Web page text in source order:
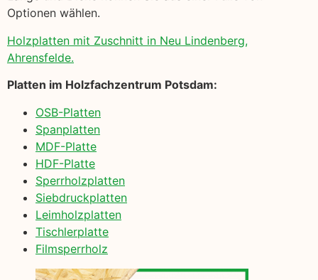
Optionen wählen.
Holzplatten mit Zuschnitt in Neu Lindenberg,
Ahrensfelde.
Platten im Holzfachzentrum Potsdam:
OSB-Platten
Spanplatten
MDF-Platte
HDF-Platte
Sperrholzplatten
Siebdruckplatten
Leimholzplatten
Tischlerplatte
Filmsperrholz